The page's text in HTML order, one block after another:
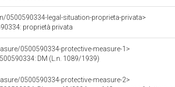
legal-situation-proprieta-privata>
proprietà privata
0500590334-protective-measure-1>
DM (L.n. 1089/1939)
0500590334-protective-measure-2>